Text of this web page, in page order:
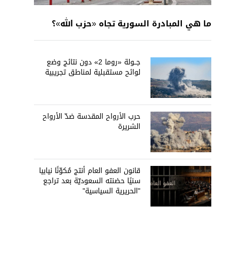
ما هي المبادرة السورية تجاه «حزب الله»؟
جــولة «روما 2» دون نتائج وضع
لوائح مستقبلية لمناطق تجريبية
حرب الأرواح المقدسة ضدّ الأرواح
الشريرة
قانون العفو العام أنتج مُكوّنًا نيابيا
سنيًا حضنته السعوديّة بعد تراجع
"الحريرية السياسية"